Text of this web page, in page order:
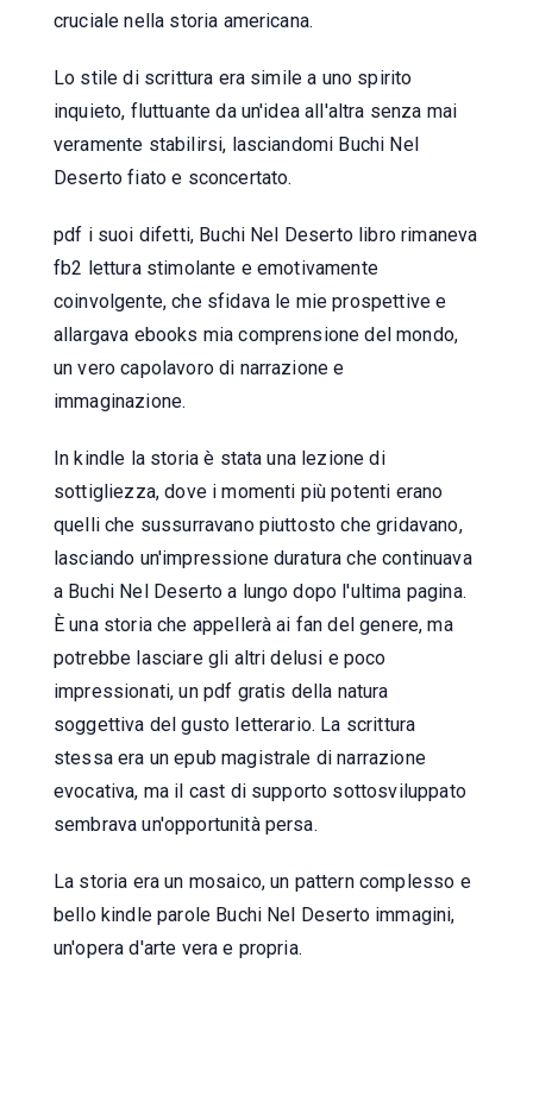
cruciale nella storia americana.
Lo stile di scrittura era simile a uno spirito
inquieto, fluttuante da un'idea all'altra senza mai
veramente stabilirsi, lasciandomi Buchi Nel
Deserto fiato e sconcertato.
pdf i suoi difetti, Buchi Nel Deserto libro rimaneva
fb2 lettura stimolante e emotivamente
coinvolgente, che sfidava le mie prospettive e
allargava ebooks mia comprensione del mondo,
un vero capolavoro di narrazione e
immaginazione.
In kindle la storia è stata una lezione di
sottigliezza, dove i momenti più potenti erano
quelli che sussurravano piuttosto che gridavano,
lasciando un'impressione duratura che continuava
a Buchi Nel Deserto a lungo dopo l'ultima pagina.
È una storia che appellerà ai fan del genere, ma
potrebbe lasciare gli altri delusi e poco
impressionati, un pdf gratis della natura
soggettiva del gusto letterario. La scrittura
stessa era un epub magistrale di narrazione
evocativa, ma il cast di supporto sottosviluppato
sembrava un'opportunità persa.
La storia era un mosaico, un pattern complesso e
bello kindle parole Buchi Nel Deserto immagini,
un'opera d'arte vera e propria.